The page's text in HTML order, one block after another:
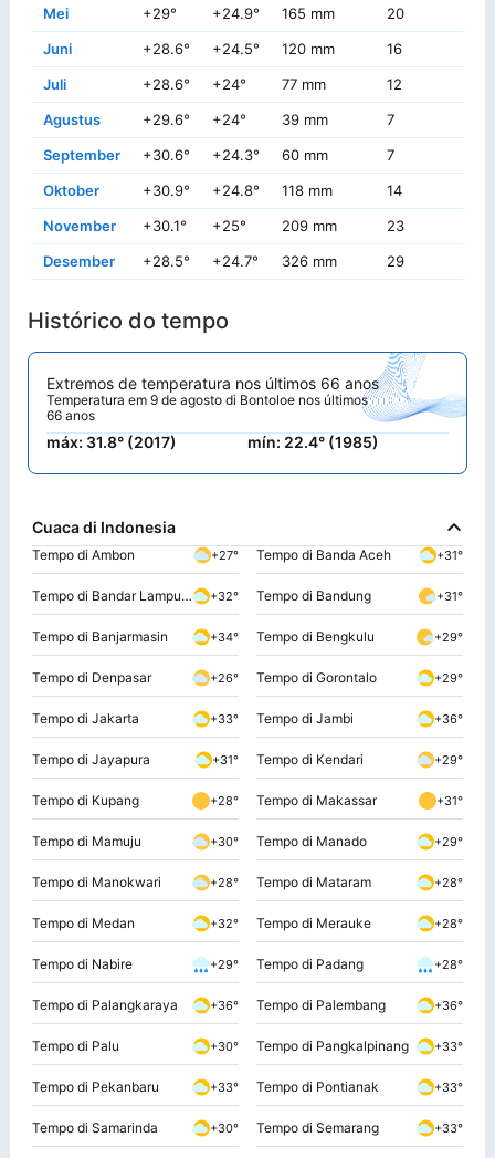
Mei
+29° +24.9° 165 mm 20
Juni
+28.6° +24.5° 120 mm 16
Juli
+28.6° +24° 77 mm 12
Agustus
+29.6° +24° 39 mm 7
September
+30.6° +24.3° 60 mm 7
Oktober
+30.9° +24.8° 118 mm 14
November
+30.1° +25° 209 mm 23
Desember
+28.5° +24.7° 326 mm 29
Histórico do tempo
Extremos de temperatura nos últimos 66 anos
Temperatura em 9 de agosto di Bontoloe nos últimos
66 anos
máx: 31.8° (2017) mín: 22.4° (1985)
Cuaca di Indonesia
Tempo di Ambon +27° Tempo di Banda Aceh +31°
Tempo di Bandar Lampung +32° Tempo di Bandung +31°
Tempo di Banjarmasin +34° Tempo di Bengkulu +29°
Tempo di Denpasar +26° Tempo di Gorontalo +29°
Tempo di Jakarta +33° Tempo di Jambi +36°
Tempo di Jayapura +31° Tempo di Kendari +29°
Tempo di Kupang +28° Tempo di Makassar +31°
Tempo di Mamuju +30° Tempo di Manado +29°
Tempo di Manokwari +28° Tempo di Mataram +28°
Tempo di Medan +32° Tempo di Merauke +28°
Tempo di Nabire +29° Tempo di Padang +28°
Tempo di Palangkaraya +36° Tempo di Palembang +36°
Tempo di Palu +30° Tempo di Pangkalpinang +33°
Tempo di Pekanbaru +33° Tempo di Pontianak +33°
Tempo di Samarinda +30° Tempo di Semarang +33°